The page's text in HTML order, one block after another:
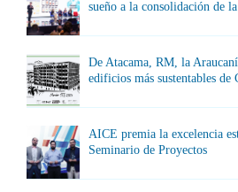
sueño a la consolidación de
De Atacama, RM, la
edificios más sustentables de
AICE premia la excelencia
Seminario de Proyectos